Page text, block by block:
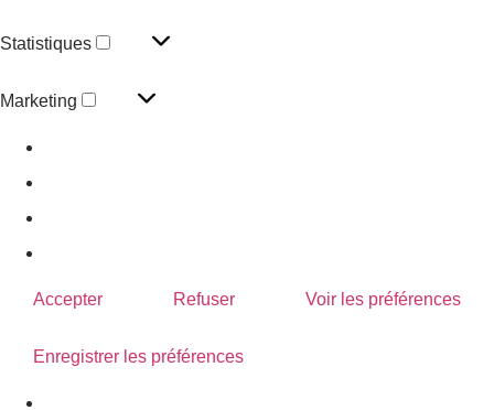
Statistiques
Marketing
Accepter Refuser Voir les préférences
Enregistrer les préférences